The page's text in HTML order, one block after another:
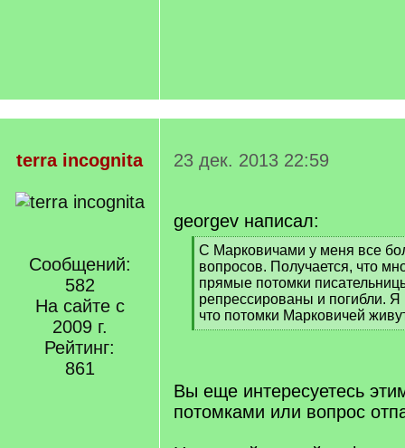
terra incognita
Сообщений:
582
На сайте с
2009 г.
Рейтинг:
861
23 дек. 2013 22:59
georgev написал:
[
q
]
С Марковичами у меня все
вопросов. Получается, что
прямые потомки
репрессированы и погибли. Я
что потомки Марковичей
[
Вы еще интересуетесь
потомками или вопрос